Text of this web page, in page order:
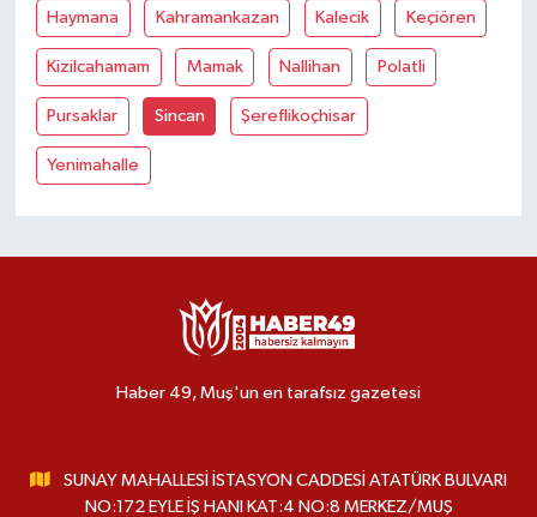
Haymana Kahramankazan Kalecik Keçiören
Kizilcahamam Mamak Nallihan Polatli
Pursaklar Sincan Şereflikoçhisar
Yenimahalle
Haber 49, Muş'un en tarafsız gazetesi
SUNAY MAHALLESİ İSTASYON CADDESİ ATATÜRK BULVARI
NO:172 EYLE İŞ HANI KAT:4 NO:8 MERKEZ/MUŞ